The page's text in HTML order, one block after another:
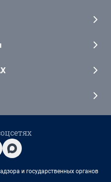
и государственных органов